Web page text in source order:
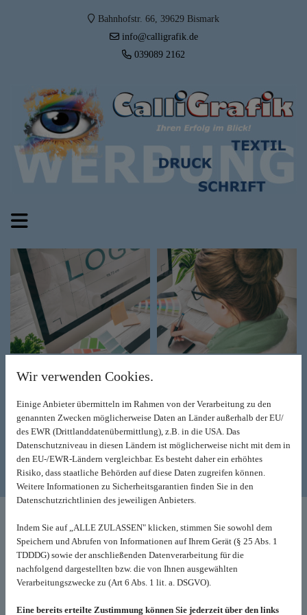
Bahnhofstr. 66, 39629 Bismark
info@calligrafik.de
039089 2162
Gestaltung sämtlicher Druckmedien
Logo versehen? Oder möchten Sie mit hochwertigen Visitenkarten einen
positiven Eindruck bei Ihren Kunden hinterlassen?
Egal, welches Produkt und welches Logo, wir gestalten und drucken
sämtliche Materialien. Denn was bietet sich besser an, als ein
individueller Aufdruck, um Ihren Namen und Ihr Unternehmen zu
vertreten?
Sie erhalten von uns kreative Leistungen, die schnell und zuverlässig
angefertigt werden. Durch die Zusammenarbeit mit ausgewählten Firmen
und Lieferanten werden die Druckmedien in kürzester Zeit angeliefert.
Überlassen Sie alle wichtigen Schritte CalliGrafik und genießen Sie am
Ende Ihren neuen Flyer, Ihre Plakate oder Broschüren.
Zu unseren Produkten, die wir individuell bedrucken können, zählen
Wir verwenden Cookies.
Einige Anbieter übermitteln im Rahmen von der Verarbeitung zu den
genannten Zwecken möglicherweise Daten an Länder außerhalb der EU/
des EWR (Drittlanddatenübermittlung), z.B. in die USA. Das
Datenschutzniveau in diesen Ländern ist möglicherweise nicht mit dem in
den EU-/EWR-Ländern vergleichbar. Es besteht daher ein erhöhtes
Risiko, dass staatliche Behörden auf diese Daten zugreifen können.
Weitere Informationen zu Sicherheitsgarantien finden Sie in den
Datenschutzrichtlinien des jeweiligen Anbieters.
Indem Sie auf „ALLE ZULASSEN" klicken, stimmen Sie sowohl dem
Speichern und Abrufen von Informationen auf Ihrem Gerät (§ 25 Abs. 1
TDDDG) sowie der anschließenden Datenverarbeitung für die
nachfolgend dargestellten bzw. die von Ihnen ausgewählten
Verarbeitungszwecke zu (Art 6 Abs. 1 lit. a. DSGVO).
Eine bereits erteilte Zustimmung können Sie jederzeit über den links